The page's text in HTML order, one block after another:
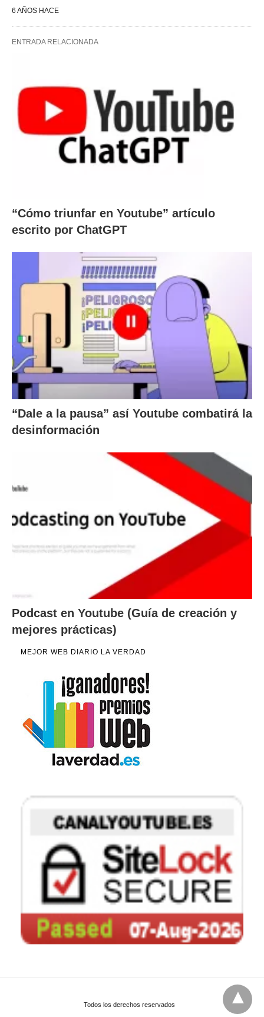
6 AÑOS HACE
ENTRADA RELACIONADA
“Cómo triunfar en Youtube” artículo
escrito por ChatGPT
“Dale a la pausa” así Youtube combatirá la
desinformación
Podcast en Youtube (Guía de creación y
mejores prácticas)
MEJOR WEB DIARIO LA VERDAD
Todos los derechos reservados